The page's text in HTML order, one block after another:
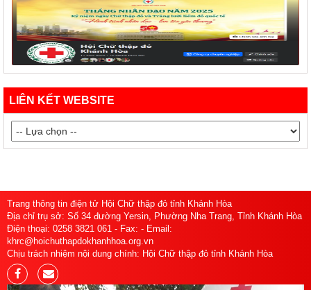
LIÊN KẾT WEBSITE
Trang thông tin điện tử Hội Chữ thập đỏ tỉnh Khánh Hòa
Địa chỉ trụ sở: Số 34 đường Yersin, Phường Nha Trang, Tỉnh Khánh Hòa
Điện thoại: 0258 3821 061 - Fax: - Email:
khrc@hoichuthapdokhanhhoa.org.vn
Chịu trách nhiệm nội dung chính: Hội Chữ thập đỏ tỉnh Khánh Hòa